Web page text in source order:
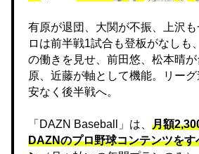
有原が退団、大関が不振、上沢
ロは前半戦1試合も登板がなしも
の働きを見せ、前田悠、松本晴
原、近藤が軸として機能。リー
安なく後半戦へ。
「DAZN Baseball」は、 月額
DAZNのプロ野球コンテンツをす